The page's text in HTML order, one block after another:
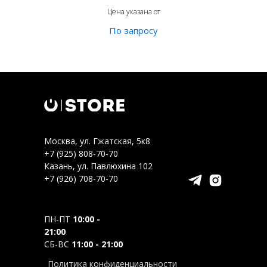
Цена указана от
Москва, ул. Гжатская, 5к8
+7 (925) 808-70-70
Казань, ул. Павлюхина 102
+7 (926) 708-70-70
ПН-ПТ 10:00 -
21:00
СБ-ВС 11:00 - 21:00
Политика конфиденциальности